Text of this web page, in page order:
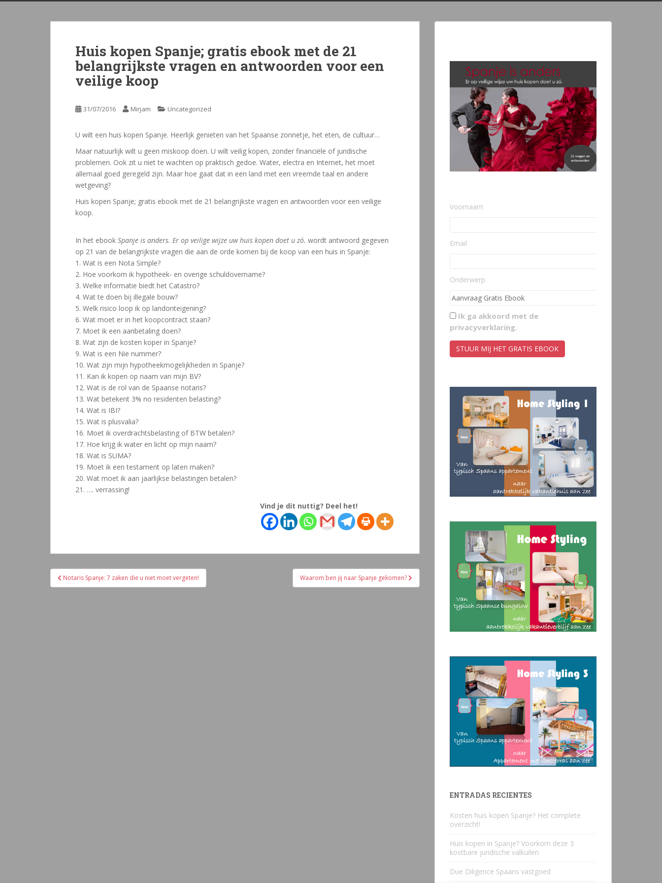
Huis kopen Spanje; gratis ebook met de 21
belangrijkste vragen en antwoorden voor een
veilige koop
31/07/2016 Mirjam Uncategorized
U wilt een huis kopen Spanje. Heerlijk genieten van het Spaanse zonnetje, het eten, de cultuur…
Maar natuurlijk wilt u geen miskoop doen. U wilt veilig kopen, zonder financiële of juridische
problemen. Ook zit u niet te wachten op praktisch gedoe. Water, electra en Internet, het moet
allemaal goed geregeld zijn. Maar hoe gaat dat in een land met een vreemde taal en andere
wetgeving?
Huis kopen Spanje; gratis ebook met de 21 belangrijkste vragen en antwoorden voor een veilige
koop.
In het ebook Spanje is anders. Er op veilige wijze uw huis kopen doet u zó. wordt antwoord gegeven
op 21 van de belangrijkste vragen die aan de orde komen bij de koop van een huis in Spanje:
1. Wat is een Nota Simple?
2. Hoe voorkom ik hypotheek- en overige schuldovername?
3. Welke informatie biedt het Catastro?
4. Wat te doen bij illegale bouw?
5. Welk risico loop ik op landonteigening?
6. Wat moet er in het koopcontract staan?
7. Moet ik een aanbetaling doen?
8. Wat zijn de kosten koper in Spanje?
9. Wat is een Nie nummer?
10. Wat zijn mijn hypotheekmogelijkheden in Spanje?
11. Kan ik kopen op naam van mijn BV?
12. Wat is de rol van de Spaanse notaris?
13. Wat betekent 3% no residenten belasting?
14. Wat is IBI?
15. Wat is plusvalia?
16. Moet ik overdrachtsbelasting of BTW betalen?
17. Hoe krijg ik water en licht op mijn naam?
18. Wat is SUMA?
19. Moet ik een testament op laten maken?
20. Wat moet ik aan jaarlijkse belastingen betalen?
21. …. verrassing!
Vind je dit nuttig? Deel het!
Navegación
de
Notaris Spanje: 7 zaken die u niet moet vergeten! Waarom ben jij naar Spanje gekomen?
Voornaam
Email
Onderwerp
Ik ga akkoord met de
privacyverklaring.
ENTRADAS RECIENTES
Kosten huis kopen Spanje? Het complete
overzicht!
Huis kopen in Spanje? Voorkom deze 3
kostbare juridische valkuilen
Due Diligence Spaans vastgoed